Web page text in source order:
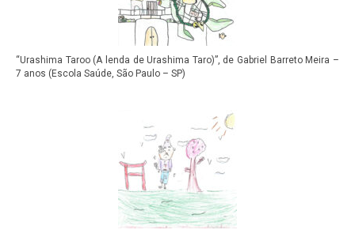
“Urashima Taroo (A lenda de Urashima Taro)”, de Gabriel Barreto Meira –
7 anos (Escola Saúde, São Paulo – SP)